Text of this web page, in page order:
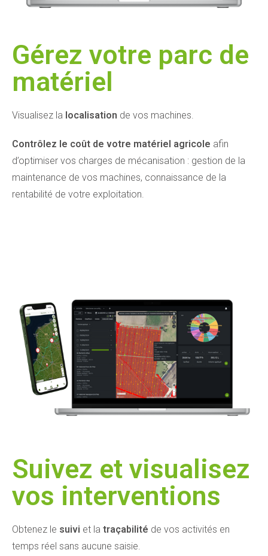
Gérez votre parc de
matériel​​
Visualisez la localisation de vos machines.
Contrôlez le coût de votre matériel agricole afin
d’optimiser vos charges de mécanisation : gestion de la
maintenance de vos machines, connaissance de la
rentabilité de votre exploitation.
Suivez et visualisez
vos interventions​
Obtenez le suivi et la traçabilité de vos activités en
temps réel sans aucune saisie.